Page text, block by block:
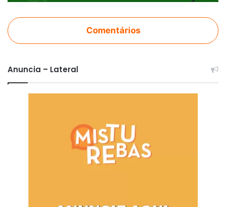
Comentários
Anuncia – Lateral